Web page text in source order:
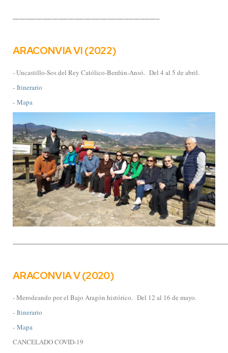
ARACONVIA VI (2022)
- Uncastillo-Sos del Rey Católico-Berdún-Ansó. Del 4 al 5 de abril.
- Itinerario
- Mapa
ARACONVIA V (2020)
- Merodeando por el Bajo Aragón histórico. Del 12 al 16 de mayo.
- Itinerario
- Mapa
CANCELADO COVID-19